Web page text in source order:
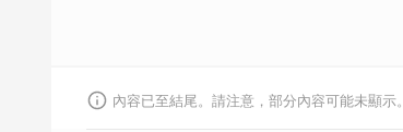
內容已至結尾。請注意，部分內容可能未顯示。